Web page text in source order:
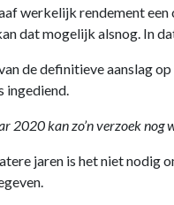
werkelijk rendement een
dat mogelijk alsnog. In
de definitieve aanslag
ingediend.
2020 kan zo’n verzoek
jaren is het niet nodig